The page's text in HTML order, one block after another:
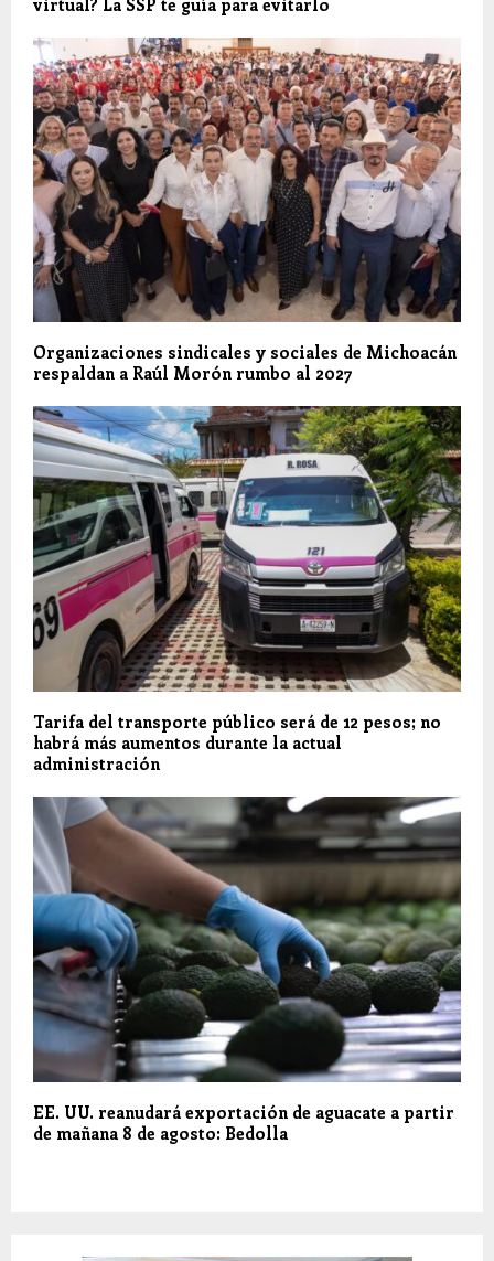
Organizaciones sindicales y sociales de Michoacán
respaldan a Raúl Morón rumbo al 2027
Tarifa del transporte público será de 12 pesos; no
habrá más aumentos durante la actual
administración
EE. UU. reanudará exportación de aguacate a partir
de mañana 8 de agosto: Bedolla